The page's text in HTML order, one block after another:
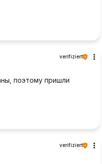
verifiziert
поэтому пришли
verifiziert